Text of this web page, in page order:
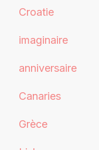
Croatie
imaginaire
anniversaire
Canaries
Grèce